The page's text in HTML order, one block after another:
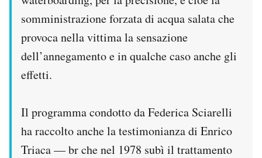
somministrazione forzata di acqua salata che
provoca nella vittima la sensazione
dell’annegamento e in qualche caso anche gli
effetti.
Il programma condotto da Federica Sciarelli
ha raccolto anche la testimonianza di Enrico
Triaca — br che nel 1978 subì il trattamento